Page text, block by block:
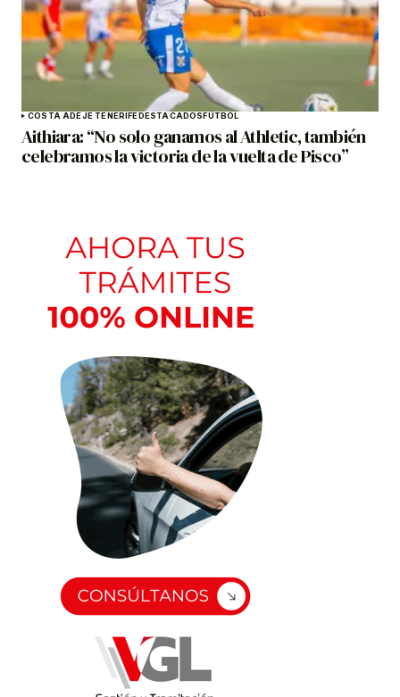
COSTA ADEJE TENERIFEDESTACADOSFÚTBOL
Aithiara: “No solo ganamos al Athletic, también
celebramos la victoria de la vuelta de Pisco”